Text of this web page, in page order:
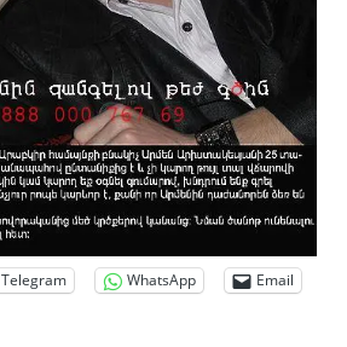
Telegram WhatsApp
Email